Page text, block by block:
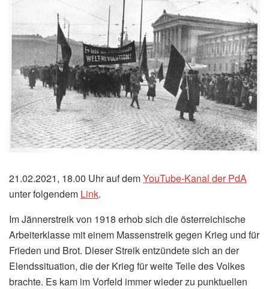
21.02.2021, 18.00 Uhr auf demYouTube-Kanal der PdA
unter folgendem Link.
Im Jännerstreik von 1918 erhob sich die österreichische
Arbeiterklasse mit einem Massenstreik gegen Krieg und für
Frieden und Brot. Dieser Streik entzündete sich an der
Elendssituation, die der Krieg für weite Teile des Volkes
brachte. Es kam im Vorfeld immer wieder zu punktuellen